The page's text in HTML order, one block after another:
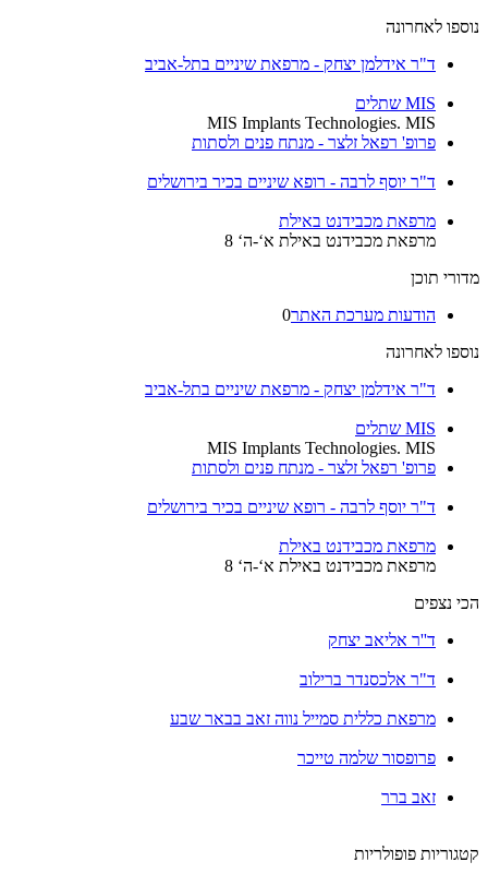
נוספו לאחרונה
ד"ר אידלמן יצחק - מרפאת שיניים בתל-אביב
MIS שתלים
MIS Implants Technologies. MIS
פרופ' רפאל זלצר - מנתח פנים ולסתות
ד"ר יוסף לרבה - רופא שיניים בכיר בירושלים
מרפאת מכבידנט באילת
מרפאת מכבידנט באילת א‘-ה‘ 8
מדורי תוכן
הודעות מערכת האתר0
נוספו לאחרונה
ד"ר אידלמן יצחק - מרפאת שיניים בתל-אביב
MIS שתלים
MIS Implants Technologies. MIS
פרופ' רפאל זלצר - מנתח פנים ולסתות
ד"ר יוסף לרבה - רופא שיניים בכיר בירושלים
מרפאת מכבידנט באילת
מרפאת מכבידנט באילת א‘-ה‘ 8
הכי נצפים
ד''ר אליאב יצחק
ד"ר אלכסנדר ברילוב
מרפאת כללית סמייל נווה זאב בבאר שבע
פרופסור שלמה טייכר
זאב ברר
קטגוריות פופולריות